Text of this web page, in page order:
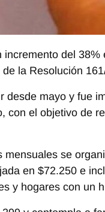
del
la Resolución
desde mayo y fue
con el objetivo de
mensuales se
en $72.250 e
y hogares con un